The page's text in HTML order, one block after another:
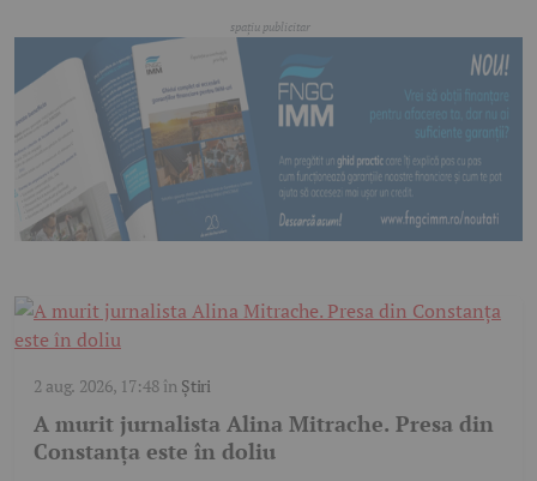
2 aug. 2026, 17:48în Știri
A murit jurnalista Alina Mitrache. Presa din
Constanța este în doliu